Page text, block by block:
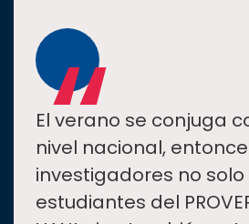
“
El verano se conjuga
nivel nacional,
investigadores no
estudiantes del